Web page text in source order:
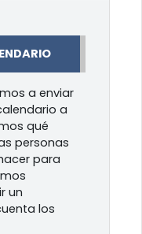
a enviar
a
qué
personas
para
un
los